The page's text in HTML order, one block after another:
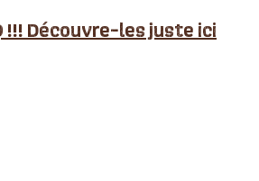
!!! Découvre-les juste ici